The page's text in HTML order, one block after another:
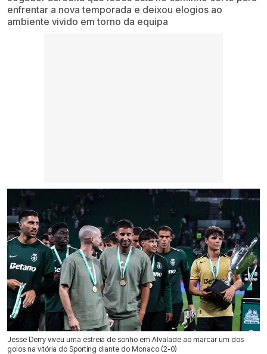
enfrentar a nova temporada e deixou elogios ao
ambiente vivido em torno da equipa
Jesse Derry viveu uma estreia de sonho em Alvalade ao marcar um dos
golos na vitória do Sporting diante do Monaco (2-0)